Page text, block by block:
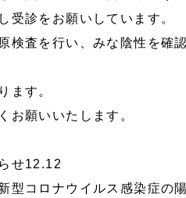
受診をお願いしています。
検査を行い、みな陰性を確
ます。
お願いいたします。
せ12.12
型コロナウイルス感染症の